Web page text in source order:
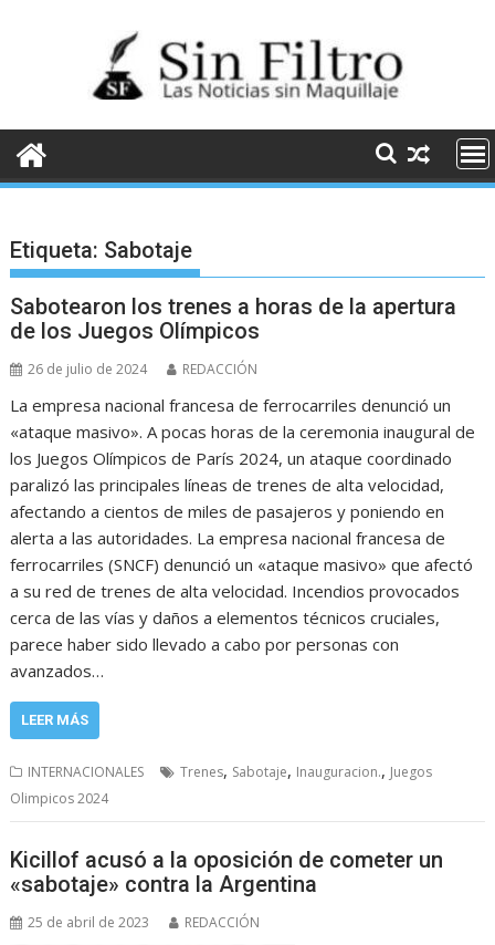
Etiqueta: Sabotaje
Sabotearon los trenes a horas de la apertura
de los Juegos Olímpicos
26 de julio de 2024 REDACCIÓN
La empresa nacional francesa de ferrocarriles denunció un
«ataque masivo». A pocas horas de la ceremonia inaugural de
los Juegos Olímpicos de París 2024, un ataque coordinado
paralizó las principales líneas de trenes de alta velocidad,
afectando a cientos de miles de pasajeros y poniendo en
alerta a las autoridades. La empresa nacional francesa de
ferrocarriles (SNCF) denunció un «ataque masivo» que afectó
a su red de trenes de alta velocidad. Incendios provocados
cerca de las vías y daños a elementos técnicos cruciales,
parece haber sido llevado a cabo por personas con
avanzados…
LEER MÁS
INTERNACIONALES Trenes, Sabotaje, Inauguracion., Juegos
Olimpicos 2024
Kicillof acusó a la oposición de cometer un
«sabotaje» contra la Argentina
25 de abril de 2023 REDACCIÓN